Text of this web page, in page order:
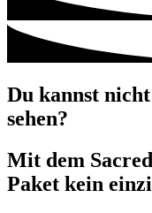
Du kannst
sehen?
Mit dem
Paket kein